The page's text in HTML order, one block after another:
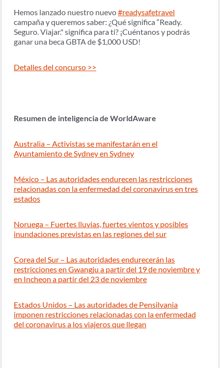
Hemos lanzado nuestro nuevo#readysafetravel
campaña y queremos saber: ¿Qué significa “Ready.
Seguro. Viajar." significa para ti? ¡Cuéntanos y podrás
ganar una beca GBTA de $1,000 USD!
Detalles del concurso >>
Resumen de inteligencia de WorldAware
Australia – Activistas se manifestarán en el
Ayuntamiento de Sydney en Sydney
México – Las autoridades endurecen las restricciones
relacionadas con la enfermedad del coronavirus en tres
estados
Noruega – Fuertes lluvias, fuertes vientos y posibles
inundaciones previstas en las regiones del sur
Corea del Sur – Las autoridades endurecerán las
restricciones en Gwangju a partir del 19 de noviembre y
en Incheon a partir del 23 de noviembre
Estados Unidos – Las autoridades de Pensilvania
imponen restricciones relacionadas con la enfermedad
del coronavirus a los viajeros que llegan